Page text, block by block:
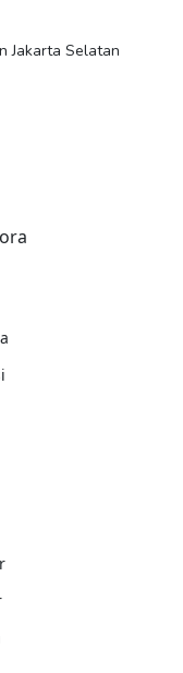
Jakarta Selatan